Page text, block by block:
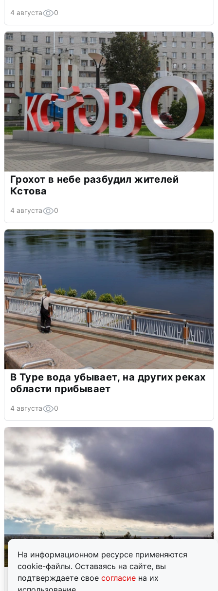
На информационном ресурсе применяются
cookie-файлы. Оставаясь на сайте, вы
подтверждаете свое согласие на их
4 августа 0
Грохот в небе разбудил жителей
Кстова
4 августа 0
В Туре вода убывает, на других реках
области прибывает
4 августа 0
Над ХМАО впервые сбили
беспилотники